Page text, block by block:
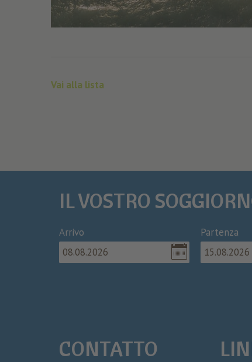
Vai alla lista
IL VOSTRO
Arrivo Partenza
CONTATTO